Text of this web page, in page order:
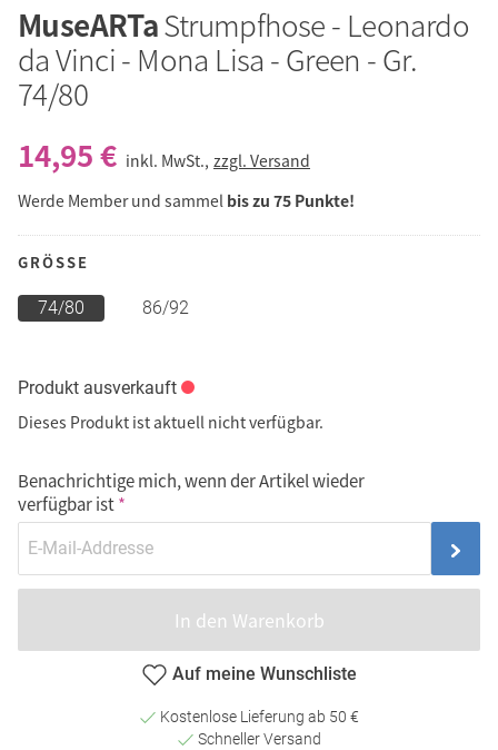
MuseARTaStrumpfhose - Leonardo
da Vinci - Mona Lisa - Green - Gr.
74/80
14,95 € inkl. MwSt., zzgl. Versand
Werde Member und sammel bis zu 75 Punkte!
GRÖSSE
74/80 86/92
Produkt ausverkauft
Dieses Produkt ist aktuell nicht verfügbar.
Benachrichtige mich, wenn der Artikel wieder
verfügbar ist
In den Warenkorb
Auf meine Wunschliste
Kostenlose Lieferung ab 50 €
Schneller Versand